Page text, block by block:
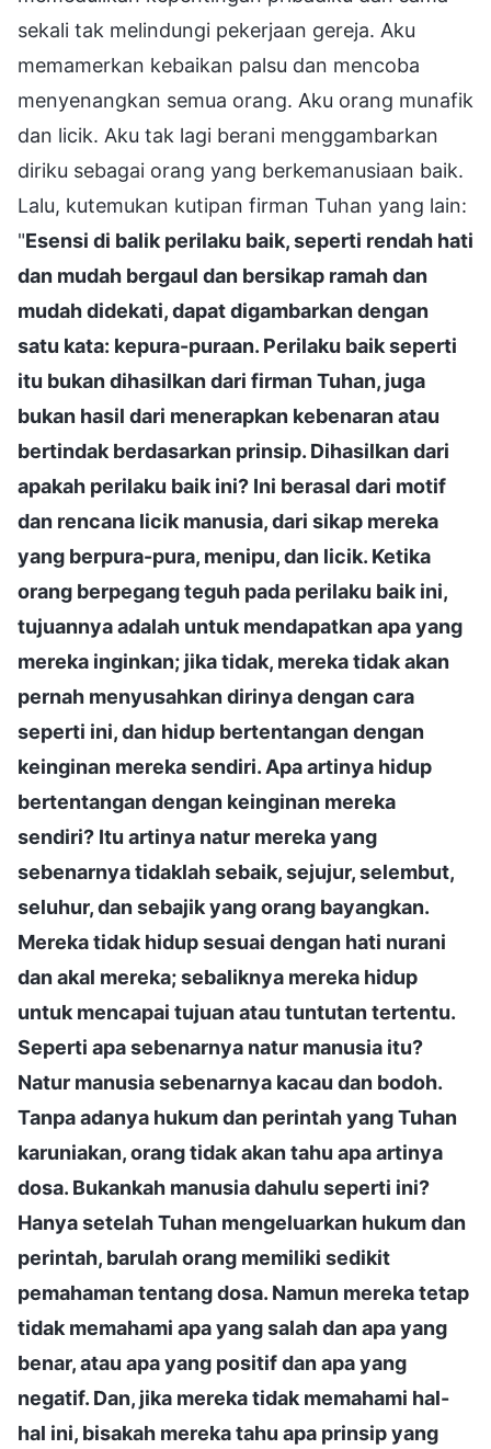
sekali tak melindungi pekerjaan gereja. Aku
memamerkan kebaikan palsu dan mencoba
menyenangkan semua orang. Aku orang munafik
dan licik. Aku tak lagi berani menggambarkan
diriku sebagai orang yang berkemanusiaan baik.
Lalu, kutemukan kutipan firman Tuhan yang lain:
"Esensi di balik perilaku baik, seperti rendah hati
dan mudah bergaul dan bersikap ramah dan
mudah didekati, dapat digambarkan dengan
satu kata: kepura-puraan. Perilaku baik seperti
itu bukan dihasilkan dari firman Tuhan, juga
bukan hasil dari menerapkan kebenaran atau
bertindak berdasarkan prinsip. Dihasilkan dari
apakah perilaku baik ini? Ini berasal dari motif
dan rencana licik manusia, dari sikap mereka
yang berpura-pura, menipu, dan licik. Ketika
orang berpegang teguh pada perilaku baik ini,
tujuannya adalah untuk mendapatkan apa yang
mereka inginkan; jika tidak, mereka tidak akan
pernah menyusahkan dirinya dengan cara
seperti ini, dan hidup bertentangan dengan
keinginan mereka sendiri. Apa artinya hidup
bertentangan dengan keinginan mereka
sendiri? Itu artinya natur mereka yang
sebenarnya tidaklah sebaik, sejujur, selembut,
seluhur, dan sebajik yang orang bayangkan.
Mereka tidak hidup sesuai dengan hati nurani
dan akal mereka; sebaliknya mereka hidup
untuk mencapai tujuan atau tuntutan tertentu.
Seperti apa sebenarnya natur manusia itu?
Natur manusia sebenarnya kacau dan bodoh.
Tanpa adanya hukum dan perintah yang Tuhan
karuniakan, orang tidak akan tahu apa artinya
dosa. Bukankah manusia dahulu seperti ini?
Hanya setelah Tuhan mengeluarkan hukum dan
perintah, barulah orang memiliki sedikit
pemahaman tentang dosa. Namun mereka tetap
tidak memahami apa yang salah dan apa yang
benar, atau apa yang positif dan apa yang
negatif. Dan, jika mereka tidak memahami hal-
hal ini, bisakah mereka tahu apa prinsip yang